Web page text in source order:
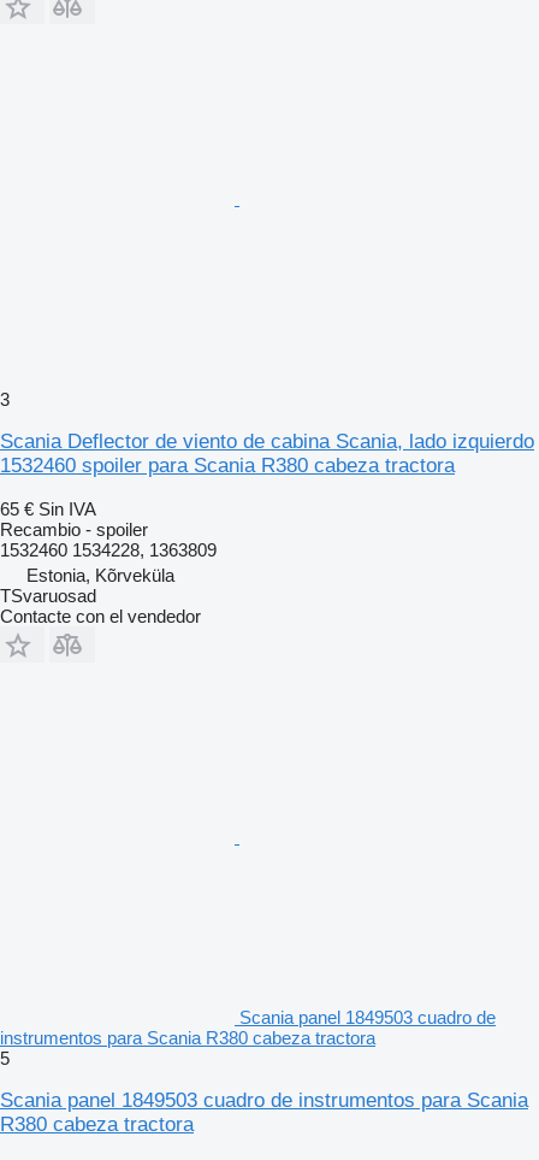
3
Scania Deflector de viento de cabina Scania, lado izquierdo
1532460 spoiler para Scania R380 cabeza tractora
65 € Sin IVA
Recambio - spoiler
1532460 1534228, 1363809
Estonia, Kõrveküla
TSvaruosad
Contacte con el vendedor
Scania panel 1849503 cuadro de
instrumentos para Scania R380 cabeza tractora
5
Scania panel 1849503 cuadro de instrumentos para Scania
R380 cabeza tractora